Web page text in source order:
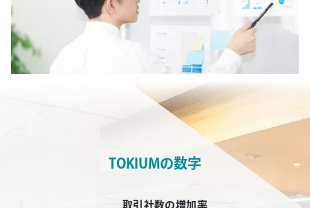
TOKIUMの数字
取引社数の増加率